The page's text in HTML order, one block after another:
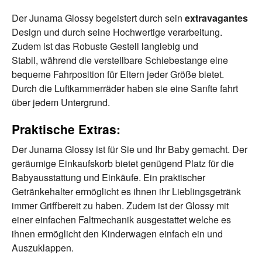
Der Junama Glossy begeistert durch sein extravagantes
Design und durch seine Hochwertige verarbeitung.
Zudem ist das Robuste Gestell langlebig und
Stabil, während die verstellbare Schiebestange eine
bequeme Fahrposition für Eltern jeder Größe bietet.
Durch die Luftkammerräder haben sie eine Sanfte fahrt
über jedem Untergrund.
Praktische Extras:
Der Junama Glossy ist für Sie und Ihr Baby gemacht. Der
geräumige Einkaufskorb bietet genügend Platz für die
Babyausstattung und Einkäufe. Ein praktischer
Getränkehalter ermöglicht es ihnen ihr Lieblingsgetränk
immer Griffbereit zu haben. Zudem ist der Glossy mit
einer einfachen Faltmechanik ausgestattet welche es
ihnen ermöglicht den Kinderwagen einfach ein und
Auszuklappen.